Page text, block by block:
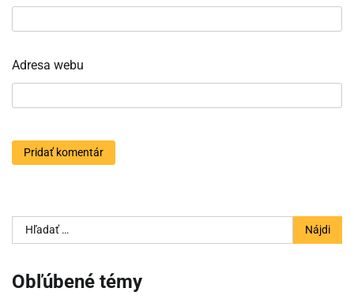
Adresa webu
Hľadať:
Obľúbené témy